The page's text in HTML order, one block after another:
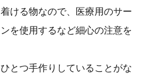
ける物なので、医療用のサー
を使用するなど細心の注意を
とつ手作りしていることがな